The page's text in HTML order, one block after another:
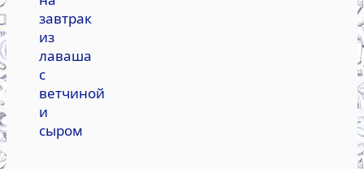
завтрак
из
лаваша
с
ветчиной
и
сыром